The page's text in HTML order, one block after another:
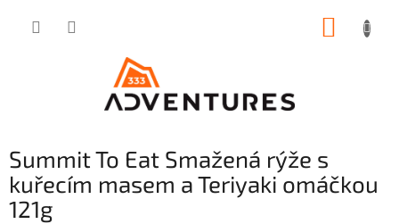
Summit To Eat Smažená rýže s
kuřecím masem a Teriyaki omáčkou
121g